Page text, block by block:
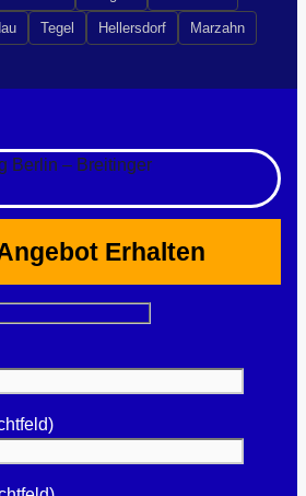
Tegel Hellersdorf Marzahn
Erhalten